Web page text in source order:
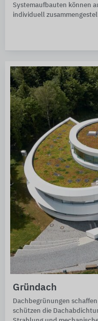
Systemaufbauten können
individuell
Gründach
Dachbegrünungen
schützen die